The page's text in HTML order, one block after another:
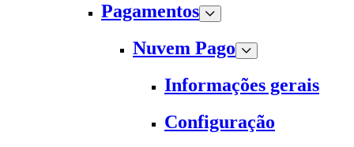
Pagamentos
Nuvem Pago
Informações gerais
Configuração